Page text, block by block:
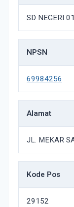
SD NEGERI
NPSN
69984256
Alamat
JL. MEKAR
Kode Pos
29152